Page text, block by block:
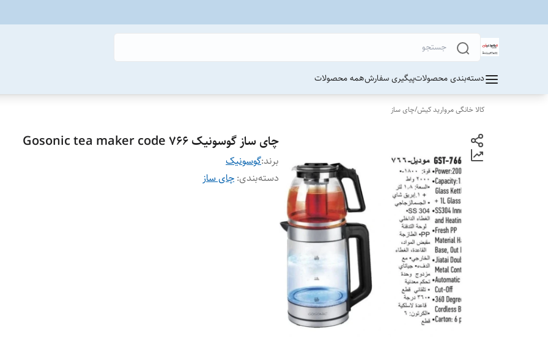
دسته‌بندی محصولاتپیگیری سفارشهمه محصولات
کالا خانگی مروارید کیش/چای ساز
چای ساز گوسونیک Gosonic tea maker code 766
برند:گوسونیک
دسته‌بندی: چای ساز